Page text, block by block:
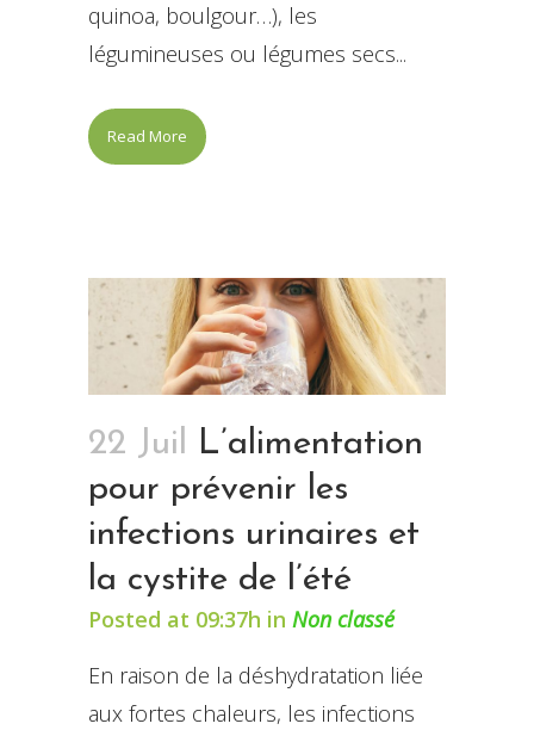
quinoa, boulgour…), les
légumineuses ou légumes secs...
Read More
22 Juil L’alimentation
pour prévenir les
infections urinaires et
la cystite de l’été
Posted at 09:37h in Non classé
En raison de la déshydratation liée
aux fortes chaleurs, les infections